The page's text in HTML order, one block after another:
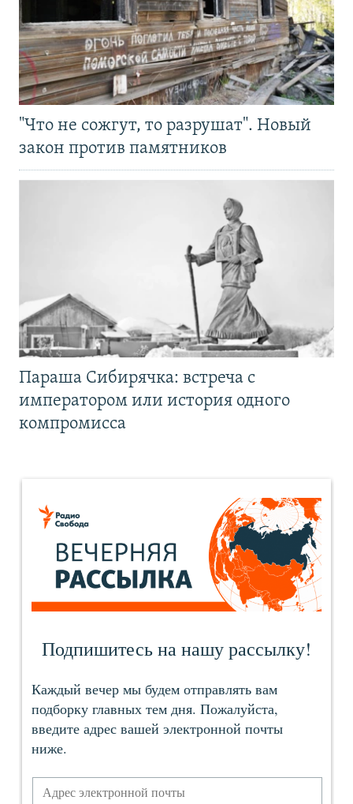
"Что не сожгут, то разрушат". Новый
закон против памятников
Параша Сибирячка: встреча с
императором или история одного
компромисса